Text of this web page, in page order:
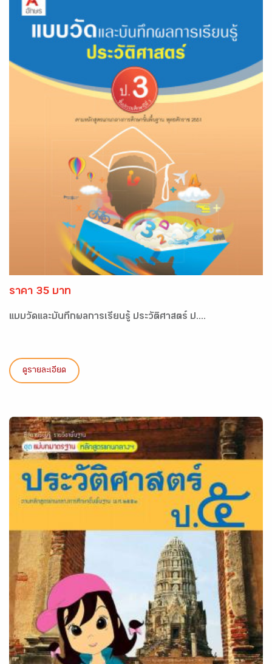
ราคา 35 บาท
แบบวัดและบันทึกผลการเรียนรู้ ประวัติศาสตร์ ป....
ดูรายละเอียด